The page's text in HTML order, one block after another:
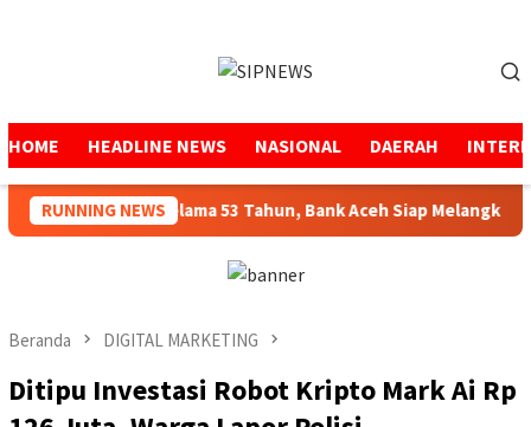
HOME HEADLINE NEWS NASIONAL DAERAH
RUNNING NEWS
Amanah Selama 53 Tahun, Bank Aceh Siap Melangkah
Beranda DIGITAL MARKETING
Ditipu Investasi Robot Kripto Mark Ai Rp